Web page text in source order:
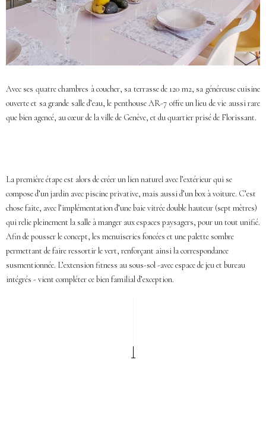
Avec ses quatre chambres à coucher, sa terrasse de 120 m2, sa généreuse cuisine
ouverte et sa grande salle d’eau, le penthouse AR-7 offre un lieu de vie aussi rare
que bien agencé, au cœur de la ville de Genève, et du quartier prisé de Florissant.
La première étape est alors de créer un lien naturel avec l’extérieur qui se
compose d’un jardin avec piscine privative, mais aussi d’un box à voiture. C’est
chose faite, avec l’implémentation d’une baie vitrée double hauteur (sept mètres)
qui relie pleinement la salle à manger aux espaces paysagers, pour un tout unifié.
Afin de pousser le concept, les menuiseries foncées et une palette sombre
permettant de faire ressortir le vert, renforçant ainsi la correspondance
susmentionnée. L’extension fitness au sous-sol -avec espace de jeu et bureau
intégrés - vient compléter ce bien familial d’exception.